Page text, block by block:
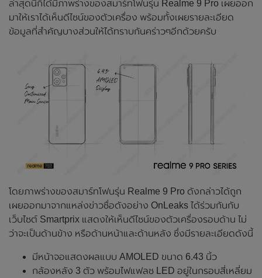
ล่าสุดนี้ก็ได้มีภาพร่างของสมาร์ทโฟนรุ่น Realme 9 Pro เผยออก
มาให้เราได้เห็นดีไซน์ของตัวเครื่อง พร้อมทั้งเผยรายละเอียด
ข้อมูลที่สำคัญบางส่วนให้ได้ทราบกันคร่าวๆอีกด้วยครับ
โดยภาพร่างของสมาร์ทโฟนรุ่น Realme 9 Pro ดังกล่าวได้ถูก
เผยออกมาจากแหล่งข่าวชื่อดังอย่าง OnLeaks ได้ร่วมกันกับ
เว็บไซต์ Smartprix แสดงให้เห็นดีไซน์ของตัวเครื่องรอบด้าน ไม่
ว่าจะเป็นด้านข้าง หรือด้านหน้าและด้านหลัง ซึ่งมีรายละเอียดดังนี้
มีหน้าจอแสดงผลแบบ AMOLED ขนาด 6.43 นิ้ว
กล้องหลัง 3 ตัว พร้อมไฟแฟลช LED อยู่ในกรอบสี่เหลี่ยม